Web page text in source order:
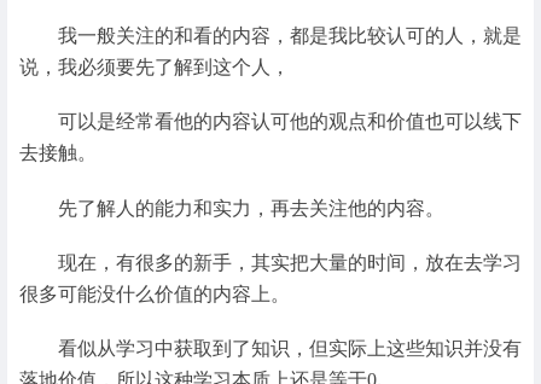
我一般关注的和看的内容，都是我比较认可的人，就是
说，我必须要先了解到这个人，
可以是经常看他的内容认可他的观点和价值也可以线下
去接触。
先了解人的能力和实力，再去关注他的内容。
现在，有很多的新手，其实把大量的时间，放在去学习
很多可能没什么价值的内容上。
看似从学习中获取到了知识，但实际上这些知识并没有
落地价值，所以这种学习本质上还是等于0.